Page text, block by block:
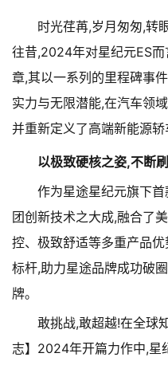
时光荏苒,岁月匆匆,转
往昔,2024年对星纪元ES
章,其以一系列的里程碑事
实力与无限潜能,在汽车领
并重新定义了高端新能源轿
以极致硬核之姿,不断
作为星途星纪元旗下
团创新技术之大成,融合了
控、极致舒适等多重产品
标杆,助力星途品牌成功破
牌。
敢挑战,敢超越!在全球
志】2024年开篇力作中,星